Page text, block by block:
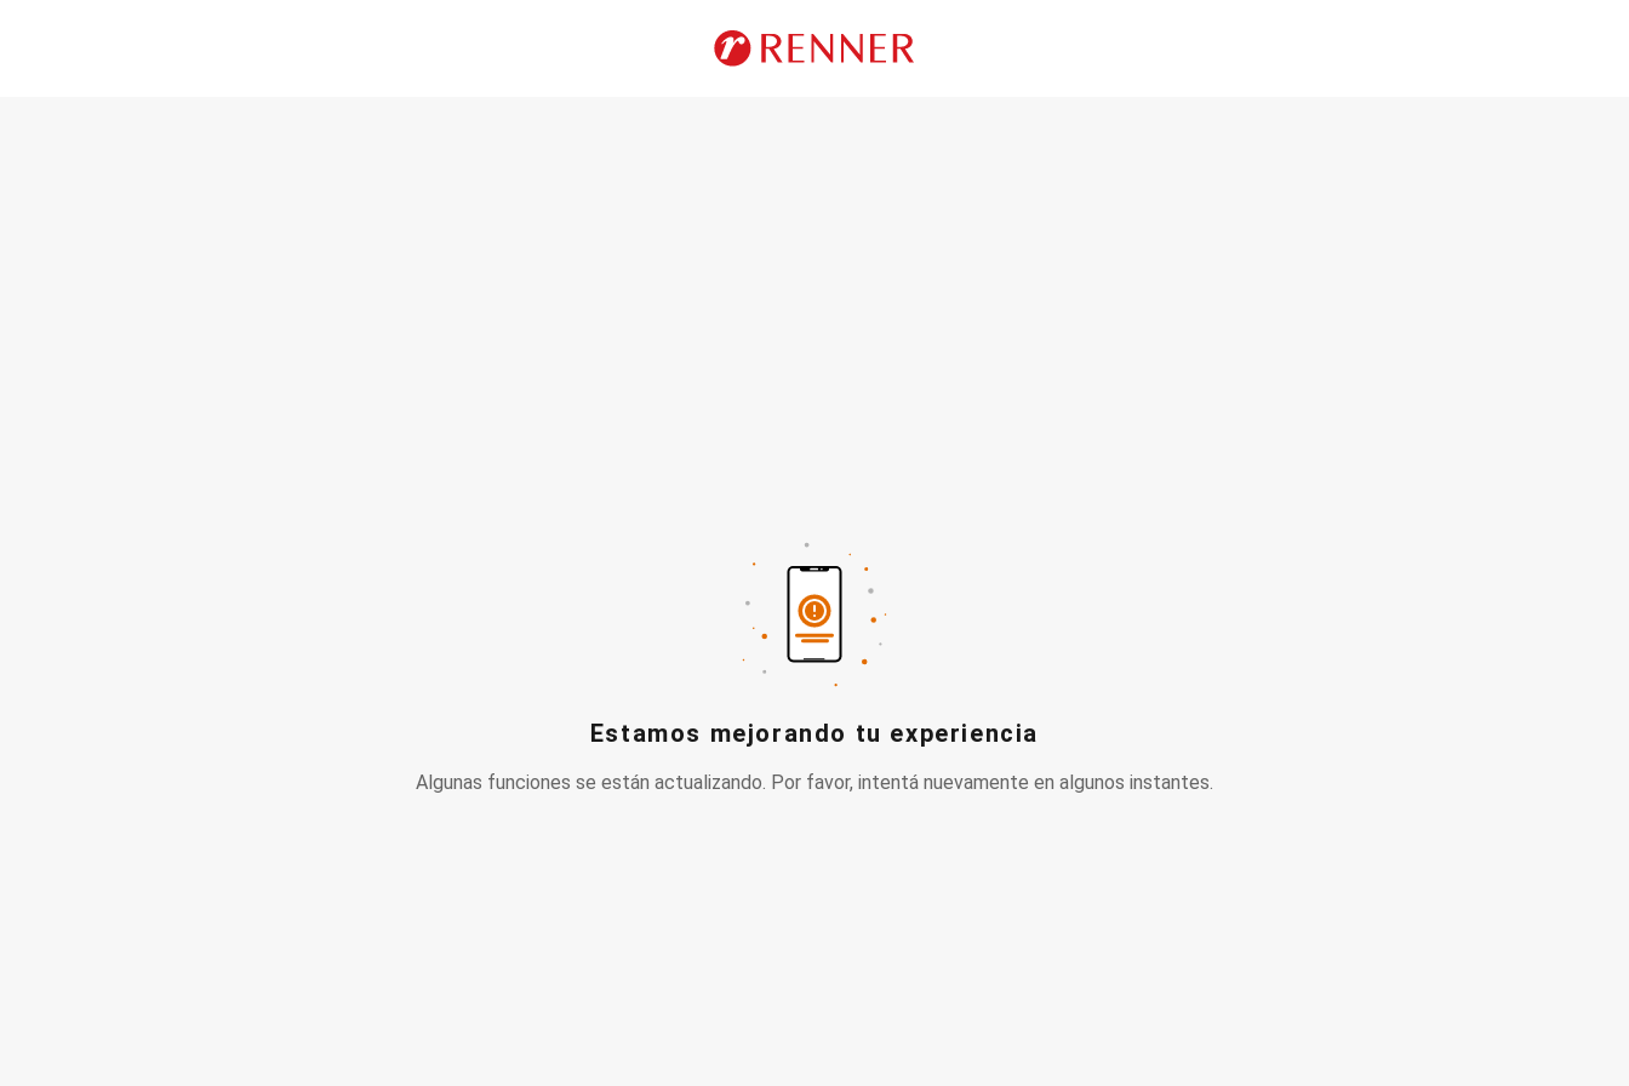
Estamos mejorando tu experiencia
Algunas funciones se están actualizando. Por favor, intentá nuevamente en algunos instantes.